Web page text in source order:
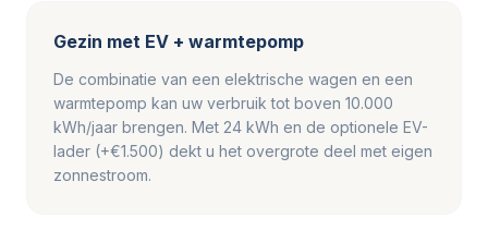
Gezin met EV + warmtepomp
De combinatie van een elektrische wagen en een
warmtepomp kan uw verbruik tot boven 10.000
kWh/jaar brengen. Met 24 kWh en de optionele EV-
lader (+€1.500) dekt u het overgrote deel met eigen
zonnestroom.